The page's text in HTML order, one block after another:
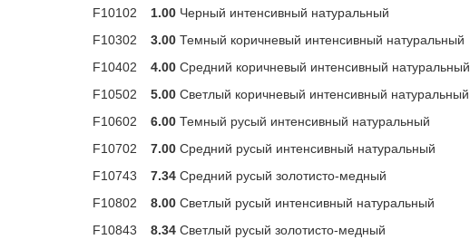
F10102
1.00 Черный интенсивный натуральный
F10302
3.00 Темный коричневый интенсивный натуральный
F10402
4.00 Средний коричневый интенсивный натуральный
F10502
5.00 Светлый коричневый интенсивный натуральный
F10602
6.00 Темный русый интенсивный натуральный
F10702
7.00 Средний русый интенсивный натуральный
F10743
7.34 Средний русый золотисто-медный
F10802
8.00 Светлый русый интенсивный натуральный
F10843
8.34 Светлый русый золотисто-медный